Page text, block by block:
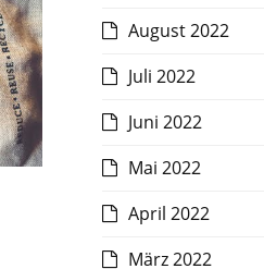
August 2022
Juli 2022
Juni 2022
Mai 2022
April 2022
März 2022